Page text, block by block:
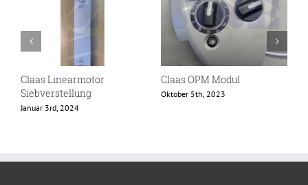
Claas Linearmotor
Siebverstellung
Januar 3rd, 2024
Claas OPM Modul
Oktober 5th, 2023